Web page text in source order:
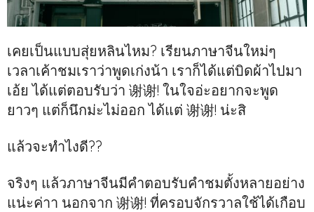
เคยเป็นแบบสุ่ยหลินไหม? เรียนภาษาจีนใหม่ๆ
เวลาเค้าชมเราว่าพูดเก่งน้า เราก็ได้แต่บิดผ้าไปมา
เอ้ย ได้แต่ตอบรับว่า 谢谢! ในใจอ่ะอยากจะพูด
ยาวๆ แต่ก็นึกม่ะไม่ออก ได้แต่ 谢谢! น่ะสิ
แล้วจะทำไงดี??
จริงๆ แล้วภาษาจีนมีคำตอบรับคำชมตั้งหลายอย่าง
แน่ะค่าา นอกจาก 谢谢! ที่ครอบจักรวาลใช้ได้เกือบ